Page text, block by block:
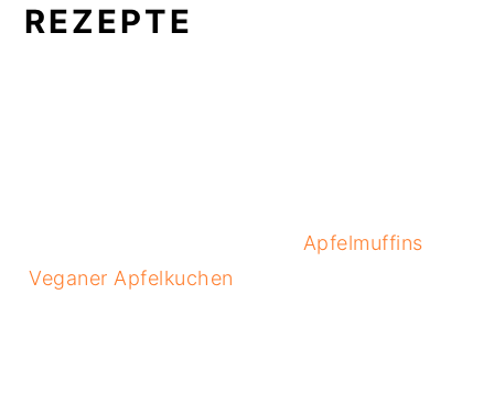
REZEPTE
Veganer Apfelkuchen
Apfelmuffins